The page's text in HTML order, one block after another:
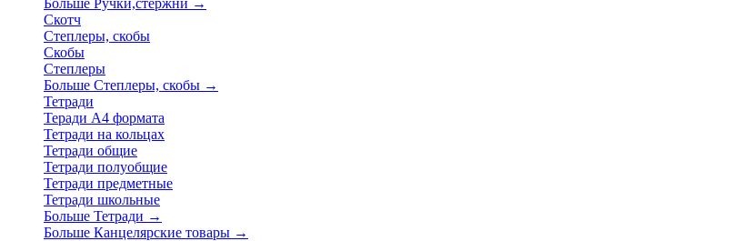
Больше Ручки,стержни →
Скотч
Степлеры, скобы
Скобы
Степлеры
Больше Степлеры, скобы →
Тетради
Теради А4 формата
Тетради на кольцах
Тетради общие
Тетради полуобщие
Тетради предметные
Тетради школьные
Больше Тетради →
Больше Канцелярские товары →